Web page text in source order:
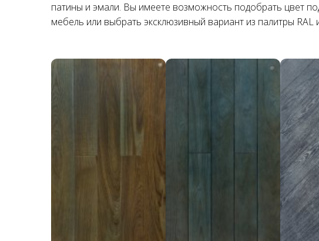
патины и эмали. Вы имеете возможность подобрать цвет
мебель или выбрать эксклюзивный вариант из палитры RAL